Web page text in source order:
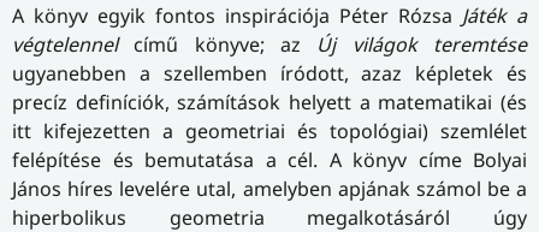
A könyv egyik fontos inspirációja Péter Rózsa Játék a
végtelennelcímű könyve; az Új világok teremtése
ugyanebben a szellemben íródott, azaz képletek és
precíz definíciók, számítások helyett a matematikai (és
itt kifejezetten a geometriai és topológiai) szemlélet
felépítése és bemutatása a cél. A könyv címe Bolyai
János híres levelére utal, amelyben apjának számol be a
hiperbolikus geometria megalkotásáról úgy